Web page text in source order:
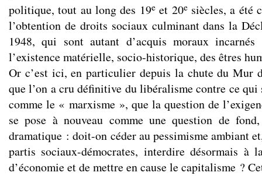
politique, tout au long des 19eet 20esiècles, a été
l’obtention de droits sociaux culminant dans la
1948, qui sont autant d’acquis moraux
l’existence matérielle, socio-historique, des êtres
Or c’est ici, en particulier depuis la chute du Mur
que l’on a cru définitive du libéralisme contre ce qui
comme le « marxisme », que la question de
se pose à nouveau comme une question de
dramatique : doit-on céder au pessimisme ambiant
partis sociaux-démocrates, interdire désormais à
d’économie et de mettre en cause le capitalisme ?